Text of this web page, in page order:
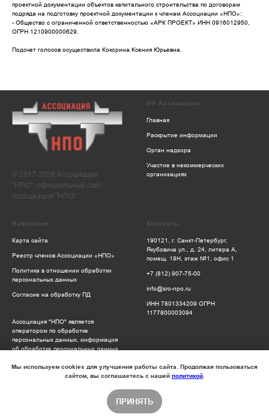
проектной документации объектов капитального строительства по договорам
подряда на подготовку проектной документации к членам Ассоциации «НПО»:
- Общество с ограниченной ответственностью «АРК ПРОЕКТ» ИНН 0916012950,
ОГРН 1210900000629.
Подсчет голосов осуществила Кокорина Ксения Юрьевна.
Мы используем cookies для улучшения работы сайта. Продолжая пользоваться
сайтом, вы соглашаетесь с нашей политикой.
ПРИНЯТЬ
© 2017-2026 Ассоциация
"НПО", официальный сайт
Ассоциации "НПО"
Об Ассоциации
Главная
Раскрытие информации
Орган надзора
Участие в некоммерческих
организациях
Навигация
Карта сайта
Реестр членов Ассоциации «НПО»
Политика в отношении обработки
персональных данных
Согласие на обработку ПД
Ассоциация "НПО" является
оператором по обработке
персональных данных, информация
об обработке персональных данных
требованиях к защите персональных
данных отражены в Политике
Контакты
190121, г. Санкт-Петербург,
Якубовича ул., д. 24, литера А,
помещ. 19Н, этаж №1, офис 1
+7 (812) 907-75-00
info@sro-npo.ru
ИНН 7801334209 ОГРН
1177800003094